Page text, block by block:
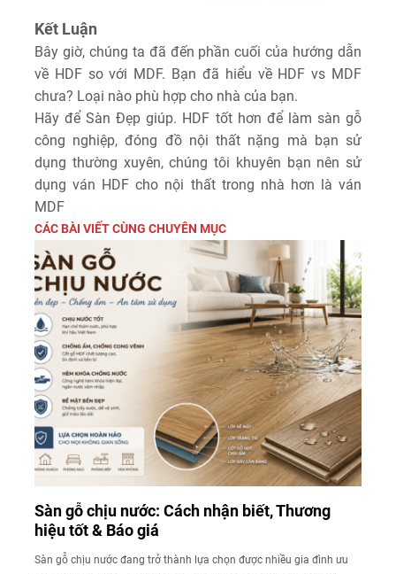
Kết Luận
Bây giờ, chúng ta đã đến phần cuối của hướng dẫn
về HDF so với MDF. Bạn đã hiểu về HDF vs MDF
chưa? Loại nào phù hợp cho nhà của bạn.
Hãy để Sàn Đẹp giúp. HDF tốt hơn để làm sàn gỗ
công nghiệp, đóng đồ nội thất nặng mà bạn sử
dụng thường xuyên, chúng tôi khuyên bạn nên sử
dụng ván HDF cho nội thất trong nhà hơn là ván
MDF
CÁC BÀI VIẾT CÙNG CHUYÊN MỤC
Sàn gỗ chịu nước: Cách nhận biết, Thương
hiệu tốt & Báo giá
Sàn gỗ chịu nước đang trở thành lựa chọn được nhiều gia đình ưu